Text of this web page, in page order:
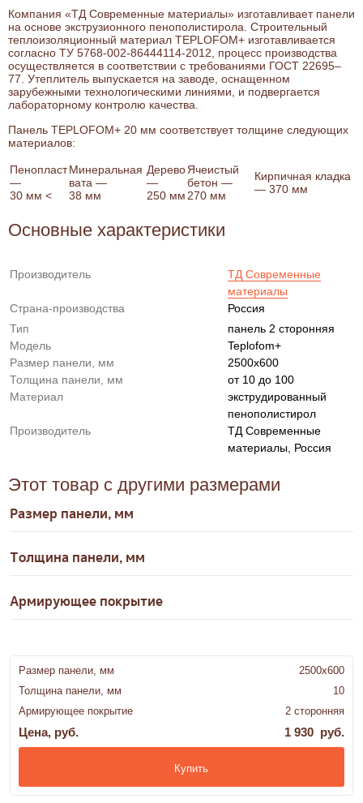
Компания «ТД Современные материалы» изготавливает панели
на основе экструзионного пенополистирола. Строительный
теплоизоляционный материал TEPLOFOM+ изготавливается
согласно ТУ 5768-002-86444114-2012, процесс производства
осуществляется в соответствии с требованиями ГОСТ 22695–
77. Утеплитель выпускается на заводе, оснащенном
зарубежными технологическими линиями, и подвергается
лабораторному контролю качества.
Панель TEPLOFOM+ 20 мм соответствует толщине следующих
материалов:
Пенопласт
—
30 мм <
Минеральная
вата —
38 мм
Дерево
—
250 мм
Ячеистый
бетон —
270 мм
Кирпичная кладка
— 370 мм
Основные характеристики
Производитель
ТД Современные
материалы
Страна-производства
Россия
Тип
панель 2 сторонняя
Модель
Teplofom+
Размер панели, мм
2500x600
Толщина панели, мм
от 10 до 100
Материал
экструдированный
пенополистирол
Производитель
ТД Современные
материалы, Россия
Этот товар с другими размерами
Размер панели, мм
Толщина панели, мм
Армирующее покрытие
Размер панели, мм
2500x600
Толщина панели, мм
10
Армирующее покрытие
2 сторонняя
Цена, руб. 1 930 руб.
Купить